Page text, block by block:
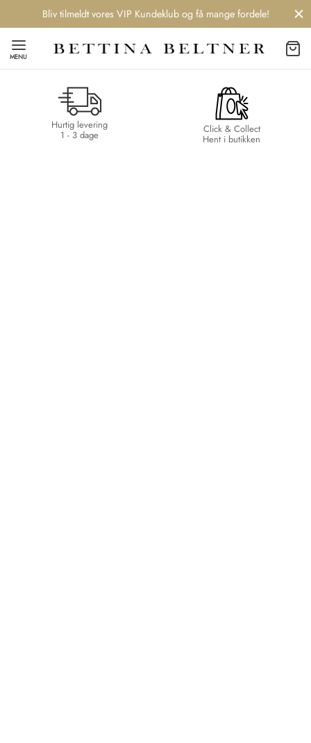
Bliv tilmeldt vores VIP Kundeklub og få mange fordele!
MENU
Hurtig levering
1 - 3 dage Click & Collect
Hent i butikken